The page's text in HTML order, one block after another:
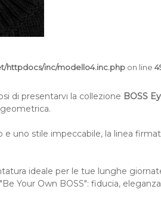
httpdocs/inc/modello4.inc.phpon line
di presentarvi la collezione BOSS
uno stile impeccabile, la linea
ideale per le tue lunghe
Your Own BOSS": fiducia,